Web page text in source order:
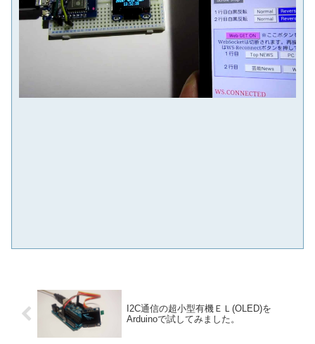
I2C通信の超小型有機ＥＬ(OLED)を
Arduinoで試してみました。